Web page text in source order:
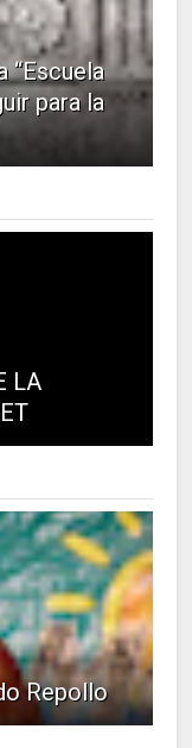
“Escuela
para la
LA
Repollo